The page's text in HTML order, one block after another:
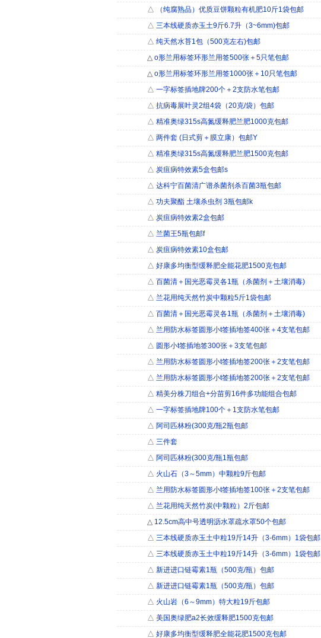
△ （纯腐熟品）优质豆饼颗粒有机肥10斤1袋包邮
△ 三本线硬质赤玉土9斤6.7升（3~6mm)包邮
△ 纯天然水苔1包（500克左右)包邮
△ o形兰用标签环形兰用签500张＋5只笔包邮
△ o形兰用标签环形兰用签1000张＋10只笔包邮
△ 一字标签插地牌200个＋2支防水笔包邮
△ 抗病毒展叶灵2组4袋（20克/袋）包邮
△ 精准奥绿315s高氮缓释肥兰肥1000克包邮
△ 两件套 (日式剪＋膜立康）包邮Y
△ 精准奥绿315s高氮缓释肥兰肥1500克包邮
△ 炭疽病特效素5盒包邮s
△ 达科宁百菌清广谱杀菌剂杀百菌3瓶包邮
△ 功夫聚酯 土壤杀虫剂 3瓶包邮k
△ 炭疽病特效素2盒包邮
△ 兰菌王5瓶包邮f
△ 炭疽病特效素10盒包邮
△ 好康多均衡型缓释肥全能花肥1500克包邮
△ 百菌清＋国光恶霉灵各1瓶（杀菌剂＋土壤消毒)
△ 兰花用纯天然竹炭中颗粒5斤1袋包邮
△ 百菌清＋国光恶霉灵各1瓶（杀菌剂＋土壤消毒)
△ 兰用防水标签圆形小t签插地签400张＋4支笔包邮
△ 圆形小t签插地签300张＋3支笔包邮
△ 兰用防水标签圆形小t签插地签200张＋2支笔包邮
△ 兰用防水标签圆形小t签插地签200张＋2支笔包邮
△ 精美分株刀组合+分苗剪16件多功能组合包邮
△ 一字标签插地牌100个＋1支防水笔包邮
△ 阿司匹林粉(300克/瓶2瓶包邮
△ 三件套
△ 阿司匹林粉(300克/瓶1瓶包邮
△ 火山石（3～5mm）中颗粒9斤包邮
△ 兰用防水标签圆形小t签插地签100张＋2支笔包邮
△ 兰花用纯天然竹炭(中颗粒）2斤包邮
△ 12.5cm高中号透明沥水罩疏水罩50个包邮
△ 三本线硬质赤玉土中粒19斤14升（3-6mm）1袋包邮
△ 三本线硬质赤玉土中粒19斤14升（3-6mm）1袋包邮
△ 新进进口链霉素1瓶（500克/瓶）包邮
△ 新进进口链霉素1瓶（500克/瓶）包邮
△ 火山岩（6～9mm）特大粒19斤包邮
△ 美国奥绿肥a2长效缓释肥1500克包邮
△ 好康多均衡型缓释肥全能花肥1500克包邮